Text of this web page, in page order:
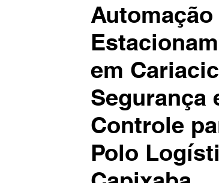
Automação
em
Segurança
Controle
Polo